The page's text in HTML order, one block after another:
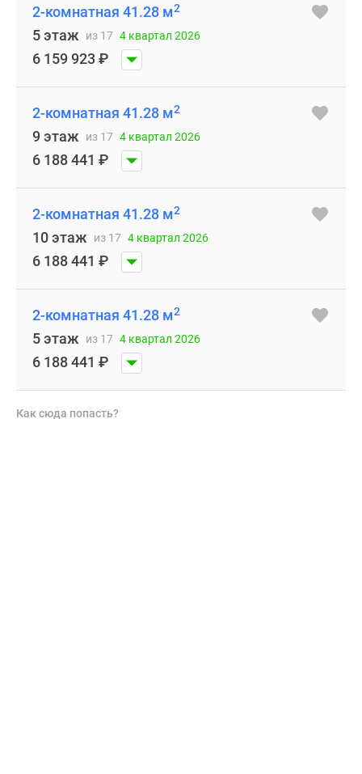
2-комнатная 41.28 м2
5 этаж из 17 4 квартал 2026
6 159 923₽
2-комнатная 41.28 м2
9 этаж из 17 4 квартал 2026
6 188 441 ₽
2-комнатная 41.28 м2
10 этаж из 17 4 квартал 2026
6 188 441 ₽
2-комнатная 41.28 м2
5 этаж из 17 4 квартал 2026
6 188 441 ₽
Как сюда попасть?